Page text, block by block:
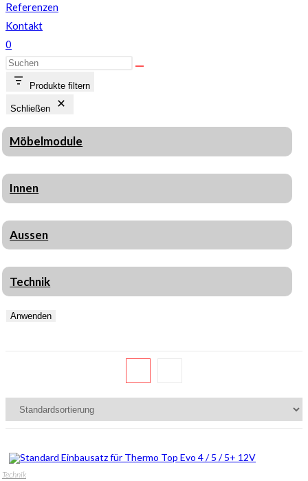
Referenzen
Kontakt
0
Produkte filtern
Schließen
Möbelmodule
Innen
Aussen
Technik
Anwenden
Technik